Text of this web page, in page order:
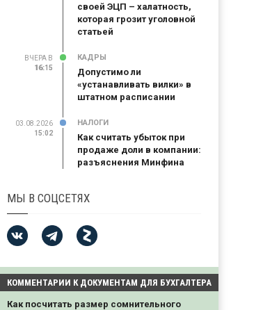
своей ЭЦП – халатность,
которая грозит уголовной
статьей
ВЧЕРА В
16:15
16:15
КАДРЫ
Допустимо ли
«устанавливать вилки» в
штатном расписании
03.08.2026
15:02
НАЛОГИ
Как считать убыток при
продаже доли в компании:
разъяснения Минфина
МЫ В СОЦСЕТЯХ
КОММЕНТАРИИ К ДОКУМЕНТАМ ДЛЯ БУХГАЛТЕРА
Как посчитать размер сомнительного